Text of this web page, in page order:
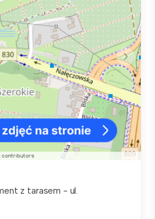
z tarasem - ul.